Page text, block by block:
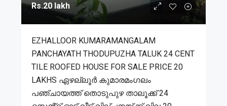
Rs.20 lakh
EZHALLOOR KUMARAMANGALAM
PANCHAYATH THODUPUZHA TALUK 24 CENT
TILE ROOFED HOUSE FOR SALE PRICE 20
LAKHS ഏഴല്ലൂർ കുമാരമംഗലം
പഞ്ചായത്ത് തൊടുപുഴ താലൂക്ക് 24